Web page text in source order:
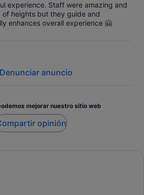
experience. Staff were amazing and
of heights but they guide and
enhances overall experience 🤗
Denunciar anuncio
mejorar nuestro sitio web
opinión